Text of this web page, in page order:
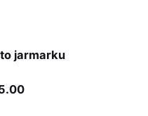
jarmarku